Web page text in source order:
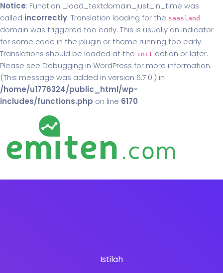
Notice: Function _load_textdomain_just_in_time was
called incorrectly. Translation loading for the saasland
domain was triggered too early. This is usually an indicator
for some code in the plugin or theme running too early.
Translations should be loaded at the init action or later.
Please see Debugging in WordPress for more information.
(This message was added in version 6.7.0.) in
/home/u1776324/public_html/wp-
includes/functions.php on line 6170
Istilah